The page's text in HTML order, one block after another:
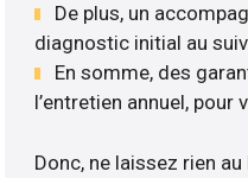
De plus, un
diagnostic initial au
En somme, des
l’entretien annuel, pour
Donc, ne laissez rien